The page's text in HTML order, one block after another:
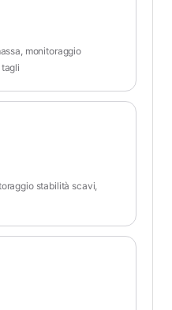
monitoraggio
stabilità scavi,